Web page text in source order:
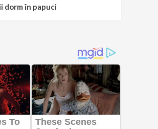
dorm în papuci